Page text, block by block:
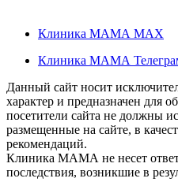
Клиника МАМА MAX
Клиника МАМА
Данный сайт носит
характер и предназначен для
посетители сайта не должны
размещенные на сайте, в
рекомендаций.
Клиника МАМА не несет
последствия, возникшие в